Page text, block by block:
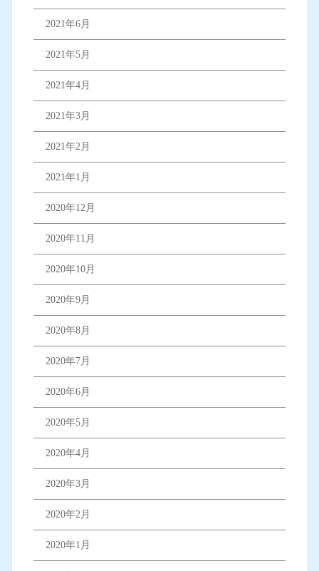
2021年6月
2021年5月
2021年4月
2021年3月
2021年2月
2021年1月
2020年12月
2020年11月
2020年10月
2020年9月
2020年8月
2020年7月
2020年6月
2020年5月
2020年4月
2020年3月
2020年2月
2020年1月